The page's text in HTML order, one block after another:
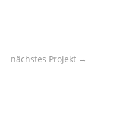
nächstes Projekt →